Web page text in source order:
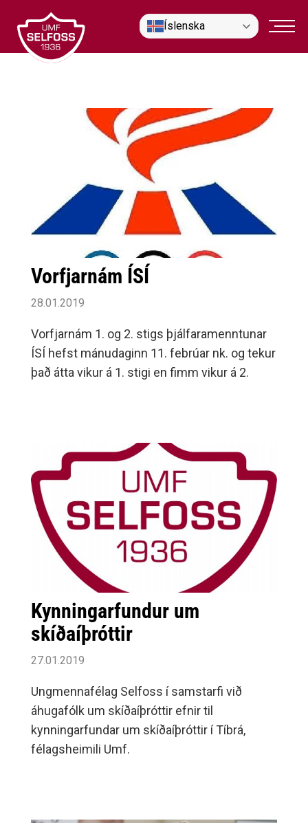
efni
Íslenska
Vorfjarnám ÍSÍ
28.01.2019
Vorfjarnám 1. og 2. stigs þjálfaramenntunar
ÍSÍ hefst mánudaginn 11. febrúar nk. og tekur
það átta vikur á 1. stigi en fimm vikur á 2.
Kynningarfundur um
skíðaíþróttir
27.01.2019
Ungmennafélag Selfoss í samstarfi við
áhugafólk um skíðaíþróttir efnir til
kynningarfundar um skíðaíþróttir í Tíbrá,
félagsheimili Umf.